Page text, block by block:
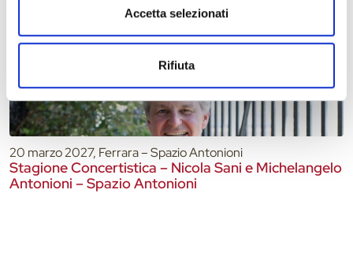
Accetta selezionati
Rifiuta
20 marzo 2027, Ferrara – Spazio Antonioni
Stagione Concertistica – Nicola Sani e Michelangelo
Antonioni – Spazio Antonioni